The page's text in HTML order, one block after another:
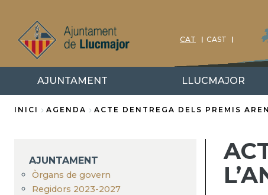
contingut
CAT CAST
AJUNTAMENT LLUCMAJOR
d'Ariadna
INICI AGENDA ACTE DENTREGA DELS PREMIS
AJUNTAMENT
Òrgans de govern
Regidors 2023-2027